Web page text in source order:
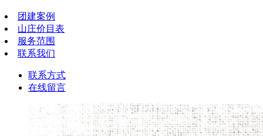
团建案例
山庄价目表
服务范围
联系我们
联系方式
在线留言